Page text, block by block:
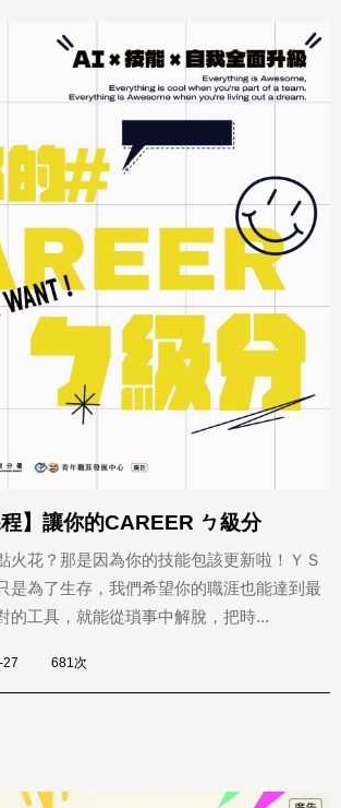
程】讓你的CAREER ㄅ級分
火花？那是因為你的技能包該更新啦！ＹＳ
是為了生存，我們希望你的職涯也能達到最
的工具，就能從瑣事中解脫，把時...
27 681次